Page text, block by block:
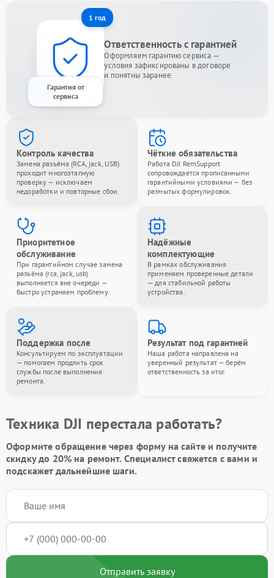
1 год
Гарантия от
сервиса
Ответственность с гарантией
Оформляем гарантию сервиса —
условия зафиксированы в договоре
и понятны заранее.
Контроль качества
Замена разъёма (RCA, jack, USB)
проходит многоэтапную
проверку — исключаем
недоработки и повторные сбои.
Чёткие обязательства
Работа DJI RemSupport
сопровождается прописанными
гарантийными условиями — без
размытых формулировок.
Приоритетное
обслуживание
При гарантийном случае замена
разъёма (rca, jack, usb)
выполняется вне очереди —
быстро устраняем проблему.
Надёжные
комплектующие
В рамках обслуживания
применяем проверенные детали
— для стабильной работы
устройства.
Поддержка после
Консультируем по эксплуатации
— помогаем продлить срок
службы после выполнения
ремонта.
Результат под гарантией
Наша работа направлена на
уверенный результат — берём
ответственность за итог.
Техника DJI перестала работать?
Оформите обращение через форму на сайте и получите
скидку до 20%на ремонт. Специалист свяжется с вами и
подскажет дальнейшие шаги.
Отправить заявку